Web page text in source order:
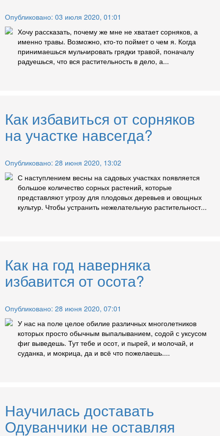
Опубликовано: 03 июля 2020, 01:01
Хочу рассказать, почему же мне не хватает сорняков, а
именно травы. Возможно, кто-то поймет о чем я. Когда
принимаешься мульчировать грядки травой, поначалу
радуешься, что вся растительность в дело, а...
Как избавиться от сорняков
на участке навсегда?
Опубликовано: 28 июня 2020, 13:02
С наступлением весны на садовых участках появляется
большое количество сорных растений, которые
представляют угрозу для плодовых деревьев и овощных
культур. Чтобы устранить нежелательную растительност...
Как на год наверняка
избавится от осота?
Опубликовано: 28 июня 2020, 07:01
У нас на поле целое обилие различных многолетников
которых просто обычным выпалыванием, содой с уксусом
фиг выведешь. Тут тебе и осот, и пырей, и молочай, и
суданка, и мокрица, да и всё что пожелаешь....
Научилась доставать
Одуванчики не оставляя